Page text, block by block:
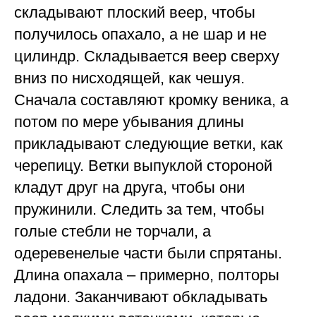
складывают плоский веер, чтобы
получилось опахало, а не шар и не
цилиндр. Складывается веер сверху
вниз по нисходящей, как чешуя.
Сначала составляют кромку веника, а
потом по мере убывания длины
прикладывают следующие ветки, как
черепицу. Ветки выпуклой стороной
кладут друг на друга, чтобы они
пружинили. Следить за тем, чтобы
голые стебли не торчали, а
одеревенелые части были спрятаны.
Длина опахала – примерно, полторы
ладони. Заканчивают обкладывать